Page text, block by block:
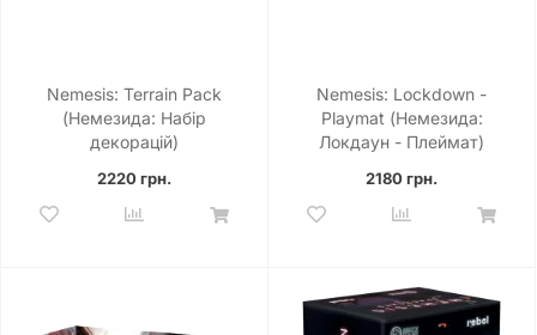
Nemesis: Terrain Pack
(Немезида: Набір
декорацій)
2220 грн.
Nemesis: Lockdown -
Playmat (Немезида:
Локдаун - Плеймат)
2180 грн.